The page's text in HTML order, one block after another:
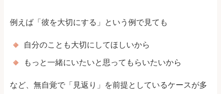
例えば「彼を大切にする」という例で見ても
自分のことも大切にしてほしいから
もっと一緒にいたいと思ってもらいたいから
など、無自覚で「見返り」を前提としているケースが多